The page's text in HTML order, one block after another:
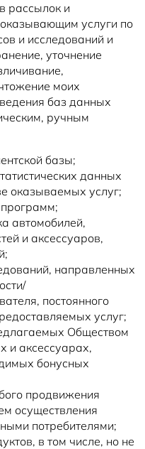
рассылок и
услуги по
и исследований и
уточнение
моих
баз данных
ручным
базы;
данных
оказываемых услуг;
автомобилей,
и аксессуаров,
направленных
постоянного
услуг;
Обществом
и аксессуарах,
бонусных
продвижения
осуществления
потребителями;
в том числе, но не